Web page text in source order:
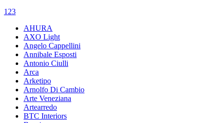
123
AHURA
AXO Light
Angelo Cappellini
Annibale Esposti
Antonio Ciulli
Arca
Arketipo
Arnolfo Di Cambio
Arte Veneziana
Artearredo
BTC Interiors